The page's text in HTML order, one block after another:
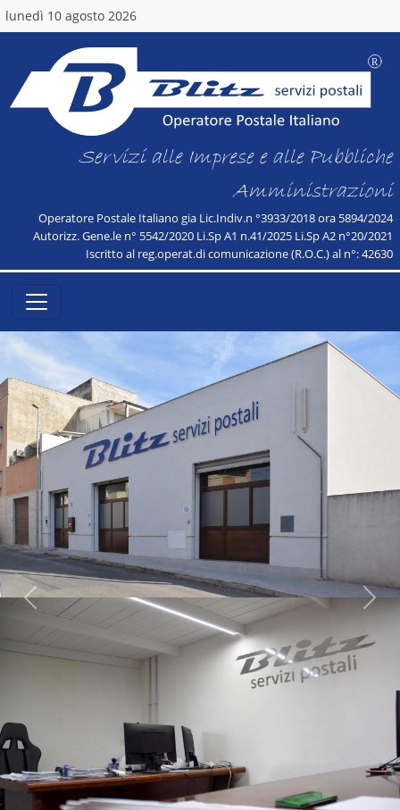
lunedì 10 agosto 2026
Servizi alle Imprese e alle Pubbliche
Amministrazioni
Operatore Postale Italiano gia Lic.Indiv.n °3933/2018 ora 5894/2024
Autorizz. Gene.le n° 5542/2020 Li.Sp A1 n.41/2025 Li.Sp A2 n°20/2021
Iscritto al reg.operat.di comunicazione (R.O.C.) al n°: 42630
Previous Next